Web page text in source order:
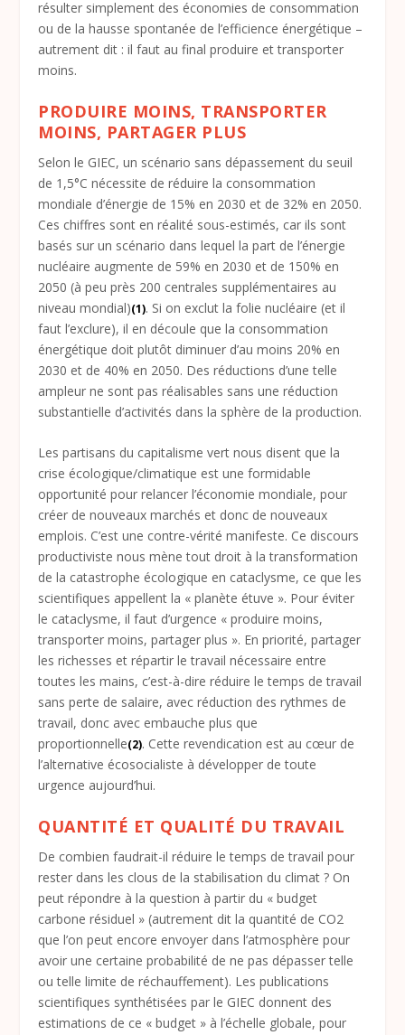
résulter simplement des économies de consommation
ou de la hausse spontanée de l’efficience énergétique –
autrement dit : il faut au final produire et transporter
moins.
PRODUIRE MOINS, TRANSPORTER
MOINS, PARTAGER PLUS
Selon le GIEC, un scénario sans dépassement du seuil
de 1,5°C nécessite de réduire la consommation
mondiale d’énergie de 15% en 2030 et de 32% en 2050.
Ces chiffres sont en réalité sous-estimés, car ils sont
basés sur un scénario dans lequel la part de l’énergie
nucléaire augmente de 59% en 2030 et de 150% en
2050 (à peu près 200 centrales supplémentaires au
niveau mondial)(1). Si on exclut la folie nucléaire (et il
faut l’exclure), il en découle que la consommation
énergétique doit plutôt diminuer d’au moins 20% en
2030 et de 40% en 2050. Des réductions d’une telle
ampleur ne sont pas réalisables sans une réduction
substantielle d’activités dans la sphère de la production.
Les partisans du capitalisme vert nous disent que la
crise écologique/climatique est une formidable
opportunité pour relancer l’économie mondiale, pour
créer de nouveaux marchés et donc de nouveaux
emplois. C’est une contre-vérité manifeste. Ce discours
productiviste nous mène tout droit à la transformation
de la catastrophe écologique en cataclysme, ce que les
scientifiques appellent la « planète étuve ». Pour éviter
le cataclysme, il faut d’urgence « produire moins,
transporter moins, partager plus ». En priorité, partager
les richesses et répartir le travail nécessaire entre
toutes les mains, c’est-à-dire réduire le temps de travail
sans perte de salaire, avec réduction des rythmes de
travail, donc avec embauche plus que
proportionnelle(2). Cette revendication est au cœur de
l’alternative écosocialiste à développer de toute
urgence aujourd’hui.
QUANTITÉ ET QUALITÉ DU TRAVAIL
De combien faudrait-il réduire le temps de travail pour
rester dans les clous de la stabilisation du climat ? On
peut répondre à la question à partir du « budget
carbone résiduel » (autrement dit la quantité de CO2
que l’on peut encore envoyer dans l’atmosphère pour
avoir une certaine probabilité de ne pas dépasser telle
ou telle limite de réchauffement). Les publications
scientifiques synthétisées par le GIEC donnent des
estimations de ce « budget » à l’échelle globale, pour